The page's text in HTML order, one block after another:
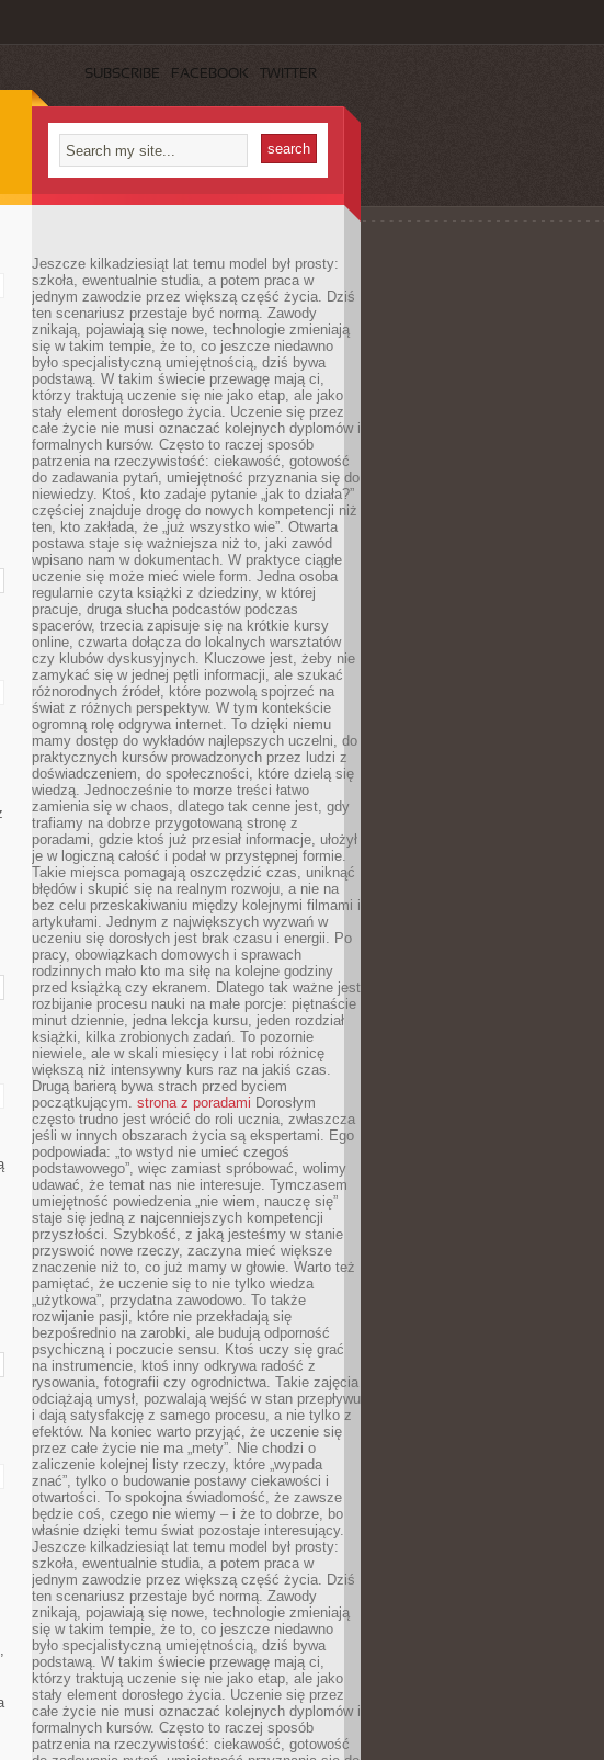
SUBSCRIBE FACEBOOK TWITTER
Jeszcze kilkadziesiąt lat temu model był prosty:
szkoła, ewentualnie studia, a potem praca w
jednym zawodzie przez większą część życia. Dziś
ten scenariusz przestaje być normą. Zawody
znikają, pojawiają się nowe, technologie zmieniają
się w takim tempie, że to, co jeszcze niedawno
było specjalistyczną umiejętnością, dziś bywa
podstawą. W takim świecie przewagę mają ci,
którzy traktują uczenie się nie jako etap, ale jako
stały element dorosłego życia. Uczenie się przez
całe życie nie musi oznaczać kolejnych dyplomów i
formalnych kursów. Często to raczej sposób
patrzenia na rzeczywistość: ciekawość, gotowość
do zadawania pytań, umiejętność przyznania się do
niewiedzy. Ktoś, kto zadaje pytanie „jak to działa?”
częściej znajduje drogę do nowych kompetencji niż
ten, kto zakłada, że „już wszystko wie”. Otwarta
postawa staje się ważniejsza niż to, jaki zawód
wpisano nam w dokumentach. W praktyce ciągłe
uczenie się może mieć wiele form. Jedna osoba
regularnie czyta książki z dziedziny, w której
pracuje, druga słucha podcastów podczas
spacerów, trzecia zapisuje się na krótkie kursy
online, czwarta dołącza do lokalnych warsztatów
czy klubów dyskusyjnych. Kluczowe jest, żeby nie
zamykać się w jednej pętli informacji, ale szukać
różnorodnych źródeł, które pozwolą spojrzeć na
świat z różnych perspektyw. W tym kontekście
ogromną rolę odgrywa internet. To dzięki niemu
mamy dostęp do wykładów najlepszych uczelni, do
praktycznych kursów prowadzonych przez ludzi z
doświadczeniem, do społeczności, które dzielą się
wiedzą. Jednocześnie to morze treści łatwo
zamienia się w chaos, dlatego tak cenne jest, gdy
trafiamy na dobrze przygotowaną stronę z
poradami, gdzie ktoś już przesiał informacje, ułożył
je w logiczną całość i podał w przystępnej formie.
Takie miejsca pomagają oszczędzić czas, uniknąć
błędów i skupić się na realnym rozwoju, a nie na
bez celu przeskakiwaniu między kolejnymi filmami i
artykułami. Jednym z największych wyzwań w
uczeniu się dorosłych jest brak czasu i energii. Po
pracy, obowiązkach domowych i sprawach
rodzinnych mało kto ma siłę na kolejne godziny
przed książką czy ekranem. Dlatego tak ważne jest
rozbijanie procesu nauki na małe porcje: piętnaście
minut dziennie, jedna lekcja kursu, jeden rozdział
książki, kilka zrobionych zadań. To pozornie
niewiele, ale w skali miesięcy i lat robi różnicę
większą niż intensywny kurs raz na jakiś czas.
Drugą barierą bywa strach przed byciem
początkującym. strona z poradami Dorosłym
często trudno jest wrócić do roli ucznia, zwłaszcza
jeśli w innych obszarach życia są ekspertami. Ego
podpowiada: „to wstyd nie umieć czegoś
podstawowego”, więc zamiast spróbować, wolimy
udawać, że temat nas nie interesuje. Tymczasem
umiejętność powiedzenia „nie wiem, nauczę się”
staje się jedną z najcenniejszych kompetencji
przyszłości. Szybkość, z jaką jesteśmy w stanie
przyswoić nowe rzeczy, zaczyna mieć większe
znaczenie niż to, co już mamy w głowie. Warto też
pamiętać, że uczenie się to nie tylko wiedza
„użytkowa”, przydatna zawodowo. To także
rozwijanie pasji, które nie przekładają się
bezpośrednio na zarobki, ale budują odporność
psychiczną i poczucie sensu. Ktoś uczy się grać
na instrumencie, ktoś inny odkrywa radość z
rysowania, fotografii czy ogrodnictwa. Takie zajęcia
odciążają umysł, pozwalają wejść w stan przepływu
i dają satysfakcję z samego procesu, a nie tylko z
efektów. Na koniec warto przyjąć, że uczenie się
przez całe życie nie ma „mety”. Nie chodzi o
zaliczenie kolejnej listy rzeczy, które „wypada
znać”, tylko o budowanie postawy ciekawości i
otwartości. To spokojna świadomość, że zawsze
będzie coś, czego nie wiemy – i że to dobrze, bo
właśnie dzięki temu świat pozostaje interesujący.
Jeszcze kilkadziesiąt lat temu model był prosty:
szkoła, ewentualnie studia, a potem praca w
jednym zawodzie przez większą część życia. Dziś
ten scenariusz przestaje być normą. Zawody
znikają, pojawiają się nowe, technologie zmieniają
się w takim tempie, że to, co jeszcze niedawno
było specjalistyczną umiejętnością, dziś bywa
podstawą. W takim świecie przewagę mają ci,
którzy traktują uczenie się nie jako etap, ale jako
stały element dorosłego życia. Uczenie się przez
całe życie nie musi oznaczać kolejnych dyplomów i
formalnych kursów. Często to raczej sposób
patrzenia na rzeczywistość: ciekawość, gotowość